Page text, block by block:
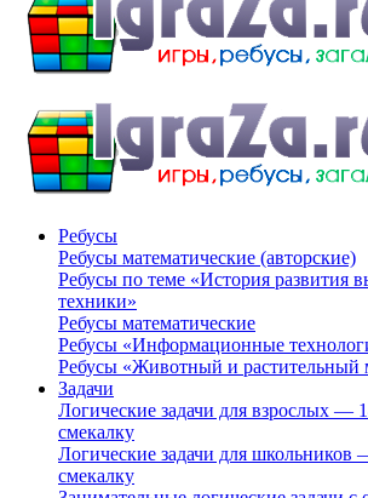
Ребусы
Ребусы математические (авторские)
Ребусы по теме «История развития
техники»
Ребусы математические
Ребусы «Информационные
Ребусы «Животный и растительный
Задачи
Логические задачи для взрослых —
смекалку
Логические задачи для школьников
смекалку